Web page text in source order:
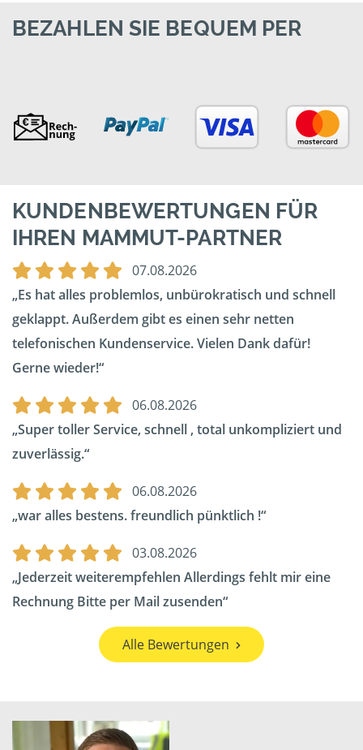
BEZAHLEN SIE BEQUEM PER
KUNDENBEWERTUNGEN FÜR
IHREN MAMMUT-PARTNER
07.08.2026
Es hat alles problemlos, unbürokratisch und schnell
geklappt. Außerdem gibt es einen sehr netten
telefonischen Kundenservice. Vielen Dank dafür!
Gerne wieder!
06.08.2026
Super toller Service, schnell , total unkompliziert und
zuverlässig.
06.08.2026
war alles bestens. freundlich pünktlich !
03.08.2026
Jederzeit weiterempfehlen Allerdings fehlt mir eine
Rechnung Bitte per Mail zusenden
Alle Bewertungen